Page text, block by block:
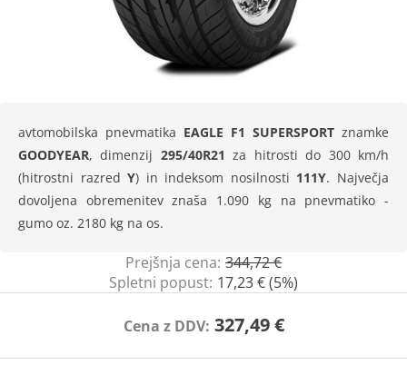
avtomobilska pnevmatika EAGLE F1 SUPERSPORT znamke
GOODYEAR, dimenzij 295/40R21 za hitrosti do 300 km/h
(hitrostni razredY) in indeksom nosilnosti 111Y. Največja
dovoljena obremenitev znaša 1.090 kg na pnevmatiko -
gumo oz. 2180 kg na os.
Prejšnja cena: 344,72 €
Spletni popust: 17,23 € (5%)
Cena z DDV: 327,49 €